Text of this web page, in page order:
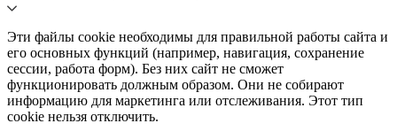
Эти файлы cookie необходимы для правильной работы сайта и
его основных функций (например, навигация, сохранение
сессии, работа форм). Без них сайт не сможет
функционировать должным образом. Они не собирают
информацию для маркетинга или отслеживания. Этот тип
cookie нельзя отключить.